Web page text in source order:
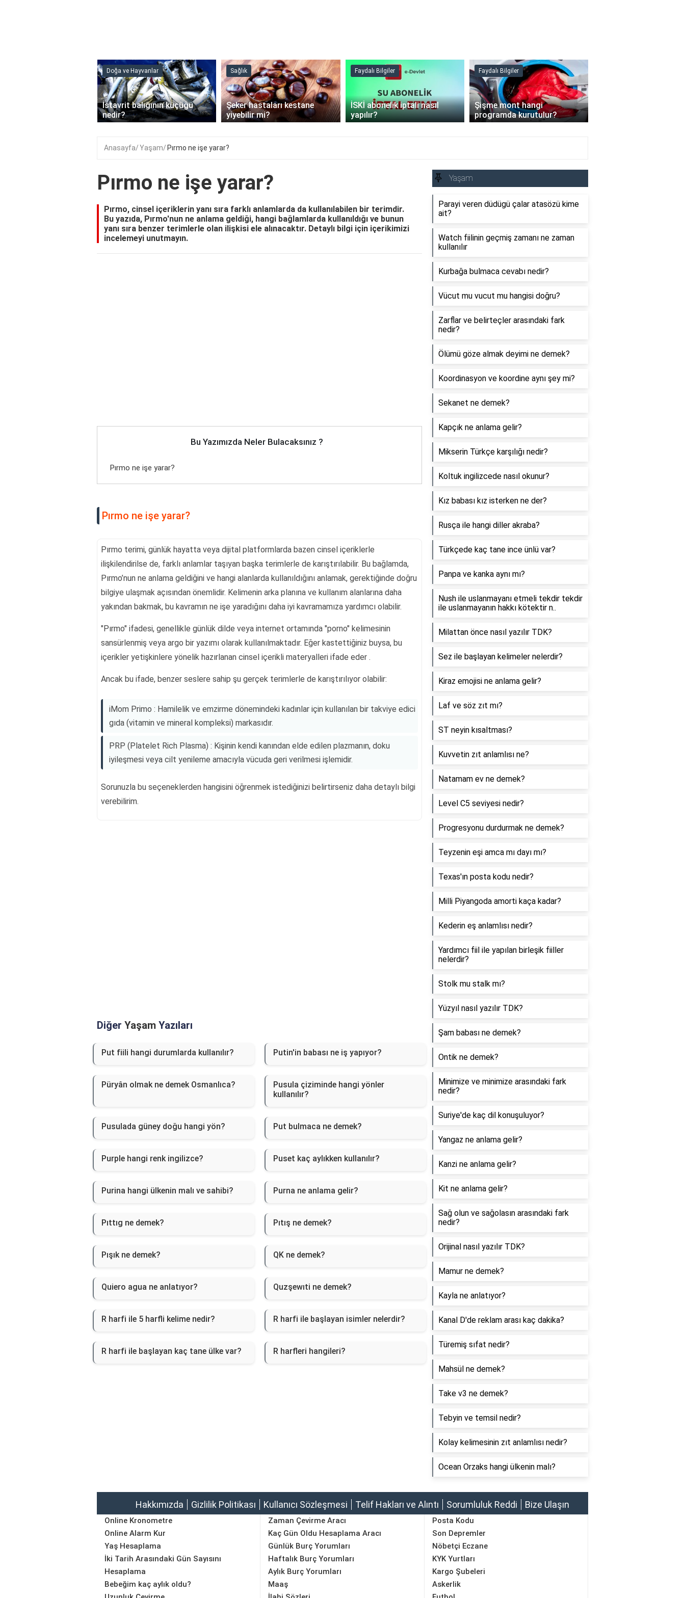
Doğa ve Hayvanlar
İstavrit balığının küçüğü
nedir?
Sağlık
Şeker hastaları kestane
yiyebilir mi?
Faydalı Bilgiler
İSKİ abonelik iptali nasıl
yapılır?
Faydalı Bilgiler
Şişme mont hangi
programda kurutulur?
‹ ›
Anasayfa Yaşam Pırmo ne işe yarar?
Pırmo ne işe yarar?
Pırmo, cinsel içeriklerin yanı sıra farklı anlamlarda da kullanılabilen bir terimdir.
Bu yazıda, Pırmo'nun ne anlama geldiği, hangi bağlamlarda kullanıldığı ve bunun
yanı sıra benzer terimlerle olan ilişkisi ele alınacaktır. Detaylı bilgi için içerikimizi
incelemeyi unutmayın.
Bu Yazımızda Neler Bulacaksınız ?
Pırmo ne işe yarar?
Pırmo ne işe yarar?
Pırmo terimi, günlük hayatta veya dijital platformlarda bazen cinsel içeriklerle
ilişkilendirilse de, farklı anlamlar taşıyan başka terimlerle de karıştırılabilir. Bu bağlamda,
Pırmo’nun ne anlama geldiğini ve hangi alanlarda kullanıldığını anlamak, gerektiğinde doğru
bilgiye ulaşmak açısından önemlidir. Kelimenin arka planına ve kullanım alanlarına daha
yakından bakmak, bu kavramın ne işe yaradığını daha iyi kavramamıza yardımcı olabilir.
"Pırmo" ifadesi, genellikle günlük dilde veya internet ortamında "porno" kelimesinin
sansürlenmiş veya argo bir yazımı olarak kullanılmaktadır. Eğer kastettiğiniz buysa, bu
içerikler yetişkinlere yönelik hazırlanan cinsel içerikli materyalleri ifade eder .
Ancak bu ifade, benzer seslere sahip şu gerçek terimlerle de karıştırılıyor olabilir:
iMom Primo : Hamilelik ve emzirme dönemindeki kadınlar için kullanılan bir takviye edici
gıda (vitamin ve mineral kompleksi) markasıdır.
PRP (Platelet Rich Plasma) : Kişinin kendi kanından elde edilen plazmanın, doku
iyileşmesi veya cilt yenileme amacıyla vücuda geri verilmesi işlemidir.
Sorunuzla bu seçeneklerden hangisini öğrenmek istediğinizi belirtirseniz daha detaylı bilgi
verebilirim.
Diğer Yaşam Yazıları
Put fiili hangi durumlarda kullanılır? Putin'in babası ne iş yapıyor?
Püryân olmak ne demek Osmanlıca?
Pusula çiziminde hangi yönler
kullanılır?
Pusulada güney doğu hangi yön? Put bulmaca ne demek?
Purple hangi renk ingilizce? Puset kaç aylıkken kullanılır?
Purina hangi ülkenin malı ve sahibi? Purna ne anlama gelir?
Pıttıg ne demek? Pıtış ne demek?
Pışık ne demek? QK ne demek?
Quiero agua ne anlatıyor? Quzşewıti ne demek?
R harfi ile 5 harfli kelime nedir? R harfi ile başlayan isimler nelerdir?
R harfi ile başlayan kaç tane ülke var? R harfleri hangileri?
Yaşam
Parayi veren düdügü çalar atasözü kime
ait?
Watch fiilinin geçmiş zamanı ne zaman
kullanılır
Kurbağa bulmaca cevabı nedir?
Vücut mu vucut mu hangisi doğru?
Zarflar ve belirteçler arasındaki fark
nedir?
Ölümü göze almak deyimi ne demek?
Koordinasyon ve koordine aynı şey mi?
Sekanet ne demek?
Kapçık ne anlama gelir?
Mikserin Türkçe karşılığı nedir?
Koltuk ingilizcede nasıl okunur?
Kız babası kız isterken ne der?
Rusça ile hangi diller akraba?
Türkçede kaç tane ince ünlü var?
Panpa ve kanka aynı mı?
Nush ile uslanmayanı etmeli tekdir tekdir
ile uslanmayanın hakkı kötektir n..
Milattan önce nasıl yazılır TDK?
Sez ile başlayan kelimeler nelerdir?
Kiraz emojisi ne anlama gelir?
Laf ve söz zıt mı?
ST neyin kısaltması?
Kuvvetin zıt anlamlısı ne?
Natamam ev ne demek?
Level C5 seviyesi nedir?
Progresyonu durdurmak ne demek?
Teyzenin eşi amca mı dayı mı?
Texas'ın posta kodu nedir?
Milli Piyangoda amorti kaça kadar?
Kederin eş anlamlısı nedir?
Yardımcı fiil ile yapılan birleşik fiiller
nelerdir?
Stolk mu stalk mı?
Yüzyıl nasıl yazılır TDK?
Şam babası ne demek?
Ontik ne demek?
Minimize ve minimize arasındaki fark
nedir?
Suriye'de kaç dil konuşuluyor?
Yangaz ne anlama gelir?
Kanzi ne anlama gelir?
Kit ne anlama gelir?
Sağ olun ve sağolasın arasındaki fark
nedir?
Orijinal nasıl yazılır TDK?
Mamur ne demek?
Kayla ne anlatıyor?
Kanal D'de reklam arası kaç dakika?
Türemiş sıfat nedir?
Mahsül ne demek?
Take v3 ne demek?
Tebyin ve temsil nedir?
Kolay kelimesinin zıt anlamlısı nedir?
Ocean Orzaks hangi ülkenin malı?
Hakkımızda Gizlilik Politikası Kullanıcı Sözleşmesi Telif Hakları ve Alıntı Sorumluluk Reddi Bize Ulaşın
Online Kronometre
Online Alarm Kur
Yaş Hesaplama
İki Tarih Arasındaki Gün Sayısını
Hesaplama
Bebeğim kaç aylık oldu?
Zaman Çevirme Aracı
Kaç Gün Oldu Hesaplama Aracı
Günlük Burç Yorumları
Haftalık Burç Yorumları
Aylık Burç Yorumları
Maaş
Posta Kodu
Son Depremler
Nöbetçi Eczane
KYK Yurtları
Kargo Şubeleri
Askerlik